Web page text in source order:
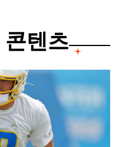
콘텐츠